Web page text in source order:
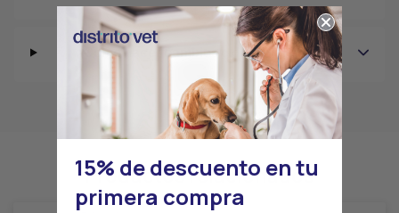
¿Cómo hacer cambios o devoluciones?
Productos relacionados
15% de descuento en tu
primera compra